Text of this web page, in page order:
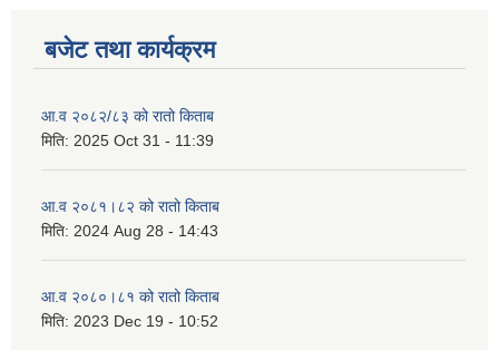
बजेट तथा कार्यक्रम
आ.व २०८२/८३ को रातो किताब
मिति: 2025 Oct 31 - 11:39
आ.व २०८१।८२ को रातो किताब
मिति: 2024 Aug 28 - 14:43
आ.व २०८०।८१ को रातो किताब
मिति: 2023 Dec 19 - 10:52